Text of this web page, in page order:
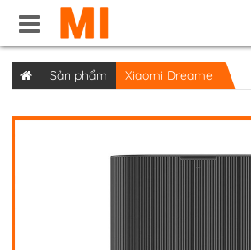
Sản phẩm Xiaomi Dreame